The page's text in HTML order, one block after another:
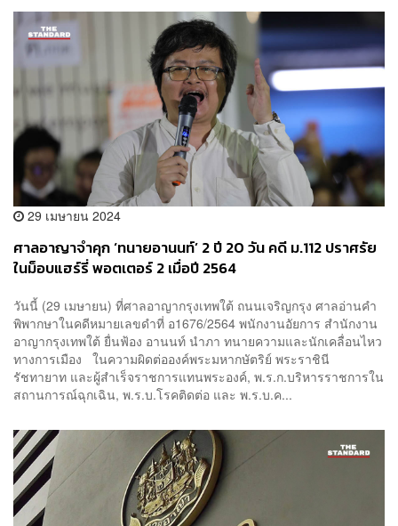
29 เมษายน 2024
ศาลอาญาจำคุก ‘ทนายอานนท์’ 2 ปี 20 วัน คดี ม.112 ปราศรัย
ในม็อบแฮร์รี่ พอตเตอร์ 2 เมื่อปี 2564
วันนี้ (29 เมษายน) ที่ศาลอาญากรุงเทพใต้ ถนนเจริญกรุง ศาลอ่านคำ
พิพากษาในคดีหมายเลขดำที่ อ1676/2564 พนักงานอัยการ สำนักงาน
อาญากรุงเทพใต้ ยื่นฟ้อง อานนท์ นำภา ทนายความและนักเคลื่อนไหว
ทางการเมือง ในความผิดต่อองค์พระมหากษัตริย์ พระราชินี
รัชทายาท และผู้สำเร็จราชการแทนพระองค์, พ.ร.ก.บริหารราชการใน
สถานการณ์ฉุกเฉิน, พ.ร.บ.โรคติดต่อ และ พ.ร.บ.ค...